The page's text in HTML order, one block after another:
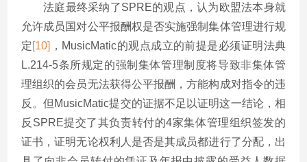
法庭最终采纳了SPRE的观点，认为欧盟法本身就
允许成员国对公平报酬权是否实施强制集体管理进行规
定[10] ，MusicMatic的观点成立的前提是必须证明法典
L.214-5条所规定的强制集体管理制度将导致非集体管
理组织的会员无法获得公平报酬，方能构成对指令的违
反。但MusicMatic提交的证据不足以证明这一结论，相
反SPRE提交了其负责转付的4家集体管理组织签发的
证书，证明无论权利人是否是其成员都进行了分配，出